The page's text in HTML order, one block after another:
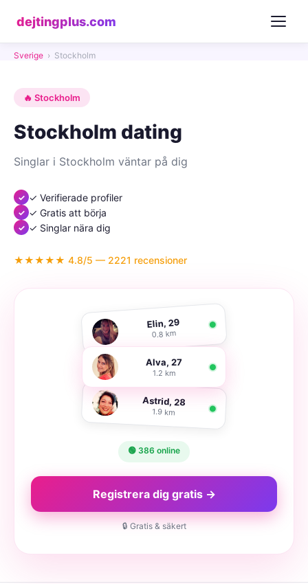
dejtingplus.com
Sverige › Stockholm
🔥 Stockholm
Stockholm dating
Singlar i Stockholm väntar på dig
✓ Verifierade profiler
✓ Gratis att börja
✓ Singlar nära dig
★★★★★ 4.8/5 — 2221 recensioner
Elin, 29
0.8 km
Alva, 27
1.2 km
Astrid, 28
1.9 km
🟢 386 online
Registrera dig gratis →
🔒 Gratis & säkert